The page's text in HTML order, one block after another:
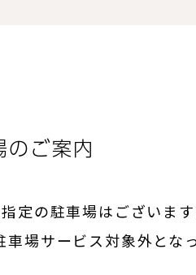
のご案内
定の駐車場はございます
車場サービス対象外とな